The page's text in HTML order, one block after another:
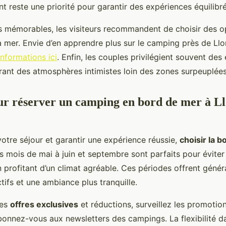
reste une priorité pour garantir des expériences
mémorables, les visiteurs recommandent de choisir des
Envie d’en apprendre plus sur le camping près de
ici. Enfin, les couples privilégient souvent des
des atmosphères intimistes loin des zones
réserver un camping en bord de mer à
séjour et garantir une expérience réussie, choisir la
mois de mai à juin et septembre sont parfaits pour
profitant d’un climat agréable. Ces périodes offrent
et une ambiance plus tranquille.
offres exclusives et réductions, surveillez les
vous aux newsletters des campings. La flexibilité